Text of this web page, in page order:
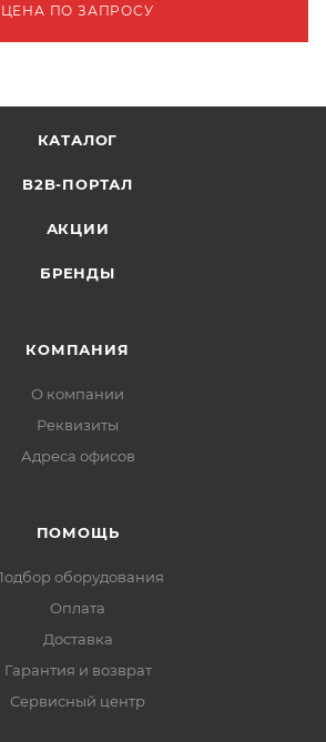
ЦЕНА ПО ЗАПРОСУ
КАТАЛОГ
B2B-ПОРТАЛ
АКЦИИ
БРЕНДЫ
КОМПАНИЯ
О компании
Реквизиты
Адреса офисов
ПОМОЩЬ
оборудования
Оплата
Доставка
Гарантия и возврат
Сервисный центр